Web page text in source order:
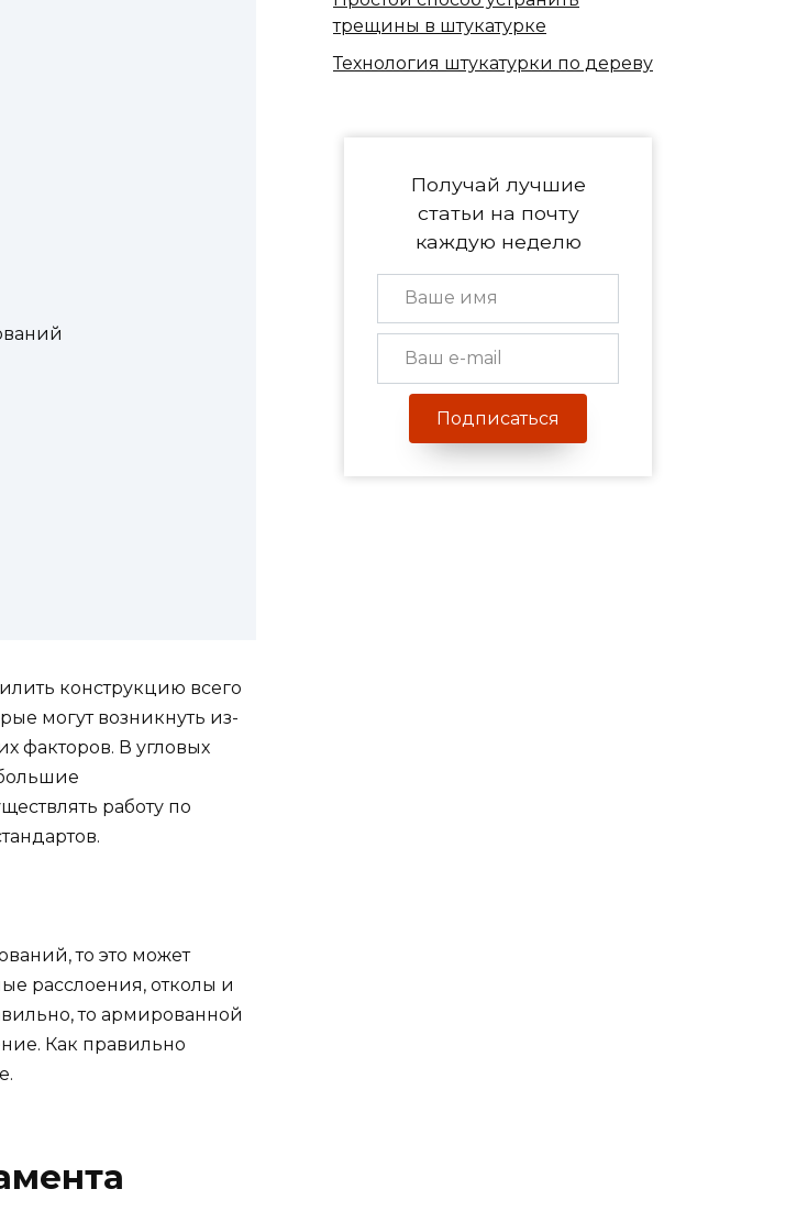
конструкцию всего
могут возникнуть из-
факторов. В угловых
работу по
то это может
расслоения, отколы и
то армированной
Как правильно
трещины в штукатурке
Технология штукатурки по дереву
Получай лучшие
статьи на почту
каждую неделю
Подписаться